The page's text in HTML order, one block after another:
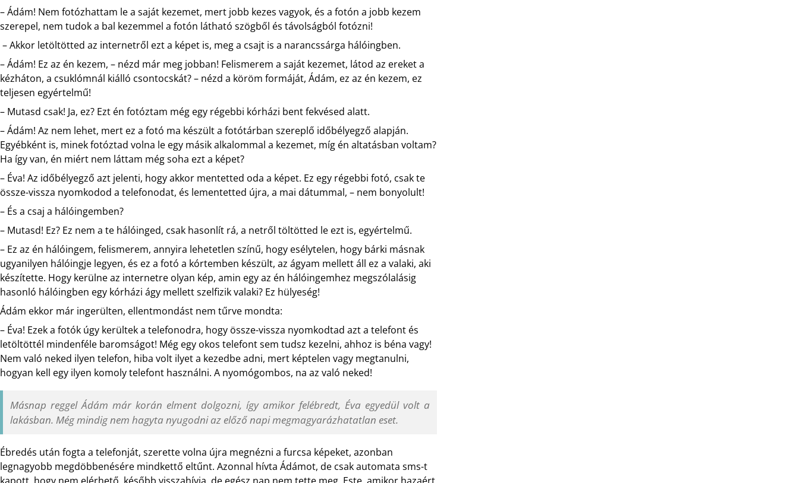
– Ádám! Nem fotózhattam le a saját kezemet, mert jobb kezes vagyok, és a fotón a jobb kezem
szerepel, nem tudok a bal kezemmel a fotón látható szögből és távolságból fotózni!
– Akkor letöltötted az internetről ezt a képet is, meg a csajt is a narancssárga hálóingben.
– Ádám! Ez az én kezem, – nézd már meg jobban! Felismerem a saját kezemet, látod az ereket a
kézháton, a csuklómnál kiálló csontocskát? – nézd a köröm formáját, Ádám, ez az én kezem, ez
teljesen egyértelmű!
– Mutasd csak! Ja, ez? Ezt én fotóztam még egy régebbi kórházi bent fekvésed alatt.
– Ádám! Az nem lehet, mert ez a fotó ma készült a fotótárban szereplő időbélyegző alapján.
Egyébként is, minek fotóztad volna le egy másik alkalommal a kezemet, míg én altatásban voltam?
Ha így van, én miért nem láttam még soha ezt a képet?
– Éva! Az időbélyegző azt jelenti, hogy akkor mentetted oda a képet. Ez egy régebbi fotó, csak te
össze-vissza nyomkodod a telefonodat, és lementetted újra, a mai dátummal, – nem bonyolult!
– És a csaj a hálóingemben?
– Mutasd! Ez? Ez nem a te hálóinged, csak hasonlít rá, a netről töltötted le ezt is, egyértelmű.
– Ez az én hálóingem, felismerem, annyira lehetetlen színű, hogy esélytelen, hogy bárki másnak
ugyanilyen hálóingje legyen, és ez a fotó a kórtemben készült, az ágyam mellett áll ez a valaki, aki
készítette. Hogy kerülne az internetre olyan kép, amin egy az én hálóingemhez megszólalásig
hasonló hálóingben egy kórházi ágy mellett szelfizik valaki? Ez hülyeség!
Ádám ekkor már ingerülten, ellentmondást nem tűrve mondta:
– Éva! Ezek a fotók úgy kerültek a telefonodra, hogy össze-vissza nyomkodtad azt a telefont és
letöltöttél mindenféle baromságot! Még egy okos telefont sem tudsz kezelni, ahhoz is béna vagy!
Nem való neked ilyen telefon, hiba volt ilyet a kezedbe adni, mert képtelen vagy megtanulni,
hogyan kell egy ilyen komoly telefont használni. A nyomógombos, na az való neked!
Másnap reggel Ádám már korán elment dolgozni, így amikor felébredt, Éva egyedül volt a
lakásban. Még mindig nem hagyta nyugodni az előző napi megmagyarázhatatlan eset.
Ébredés után fogta a telefonját, szerette volna újra megnézni a furcsa képeket, azonban
legnagyobb megdöbbenésére mindkettő eltűnt. Azonnal hívta Ádámot, de csak automata sms-t